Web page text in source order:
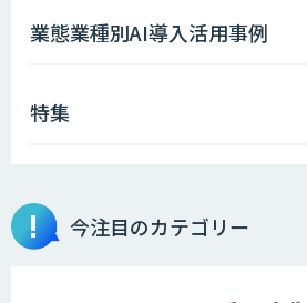
業態業種別AI導入活用事例
特集
今注目のカテゴリー